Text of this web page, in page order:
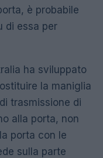
è probabile
di essa per
ha sviluppato
la maniglia
trasmissione di
alla porta, non
porta con le
sulla parte